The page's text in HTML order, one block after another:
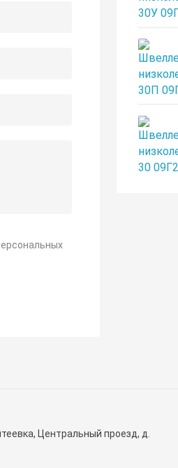
Центральный проезд, д.